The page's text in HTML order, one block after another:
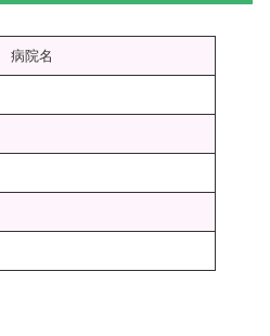
名